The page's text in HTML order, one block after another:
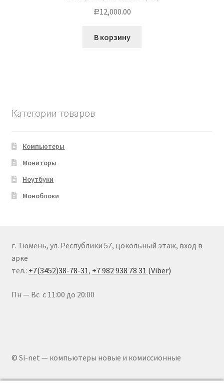
Р12,000.00
В корзину
Категории товаров
Компьютеры
Мониторы
Ноутбуки
Моноблоки
г. Тюмень, ул. Республики 57, цокольный этаж, вход в
арке
тел.: +7(3452)38-78-31, +7 982 938 78 31 (Viber)
Пн — Вс с 11:00 до 20:00
© Si-net — компьютеры новые и комиссионные